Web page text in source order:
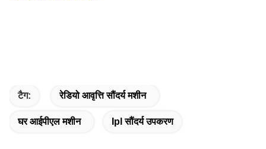
टैग: रेडियो आवृत्ति सौंदर्य मशीन
घर आईपीएल मशीन Ipl सौंदर्य उपकरण